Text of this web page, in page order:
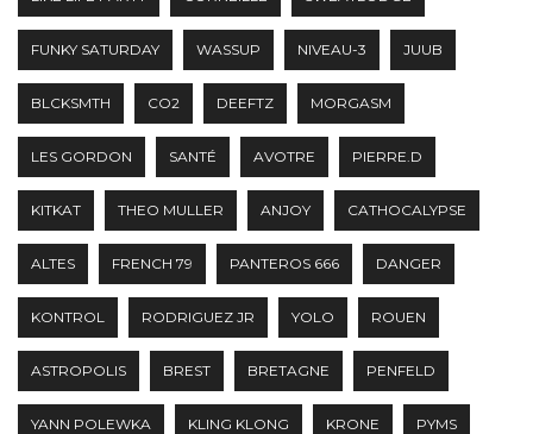
FUNKY SATURDAY WASSUP NIVEAU-3 JUUB
BLCKSMTH CO2 DEEFTZ MORGASM
LES GORDON SANTÉ AVOTRE PIERRE.D
KITKAT THEO MULLER ANJOY CATHOCALYPSE
ALTES FRENCH 79 PANTEROS 666 DANGER
KONTROL RODRIGUEZ JR YOLO ROUEN
ASTROPOLIS BREST BRETAGNE PENFELD
YANN POLEWKA KLING KLONG KRONE PYMS